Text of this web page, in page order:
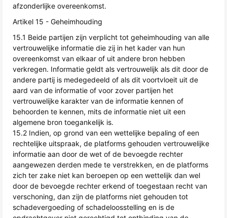
afzonderlijke overeenkomst.
Artikel 15 - Geheimhouding
15.1 Beide partijen zijn verplicht tot geheimhouding van alle
vertrouwelijke informatie die zij in het kader van hun
overeenkomst van elkaar of uit andere bron hebben
verkregen. Informatie geldt als vertrouwelijk als dit door de
andere partij is medegedeeld of als dit voortvloeit uit de
aard van de informatie of voor zover partijen het
vertrouwelijke karakter van de informatie kennen of
behoorden te kennen, mits de informatie niet uit een
algemene bron toegankelijk is.
15.2 Indien, op grond van een wettelijke bepaling of een
rechtelijke uitspraak, de platforms gehouden vertrouwelijke
informatie aan door de wet of de bevoegde rechter
aangewezen derden mede te verstrekken, en de platforms
zich ter zake niet kan beroepen op een wettelijk dan wel
door de bevoegde rechter erkend of toegestaan recht van
verschoning, dan zijn de platforms niet gehouden tot
schadevergoeding of schadeloosstelling en is de